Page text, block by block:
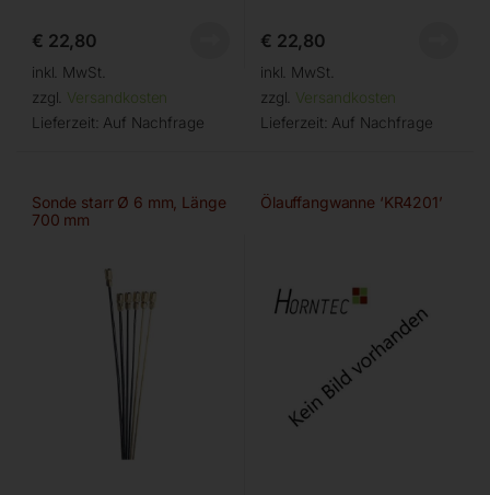
€ 22,80
inkl. MwSt.
zzgl. Versandkosten
Lieferzeit: Auf Nachfrage
€ 22,80
inkl. MwSt.
zzgl. Versandkosten
Lieferzeit: Auf Nachfrage
Sonde starr Ø 6 mm, Länge
700 mm
Ölauffangwanne ‘KR4201’